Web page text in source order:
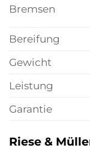
Bremsen
Bereifung
Gewicht
Leistung
Garantie
Riese &